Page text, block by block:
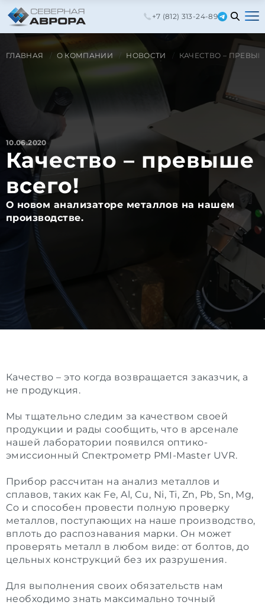
+7 (812) 313-24-89
ГЛАВНАЯ О КОМПАНИИ НОВОСТИ КАЧЕСТВО –
10.06.2020
Качество – превыше
всего!
О новом анализаторе металлов на нашем
производстве.
Качество – это когда возвращается заказчик, а
не продукция.
Мы тщательно следим за качеством своей
продукции и рады сообщить, что в арсенале
нашей лаборатории появился оптико-
эмиссионный Спектрометр PMI-Master UVR.
Прибор рассчитан на анализ металлов и
сплавов, таких как Fe, Al, Cu, Ni, Ti, Zn, Pb, Sn, Mg,
Co и способен провести полную проверку
металлов, поступающих на наше производство,
вплоть до распознавания марки. Он может
проверять металл в любом виде: от болтов, до
цельных конструкций без их разрушения.
Для выполнения своих обязательств нам
необходимо знать максимально точный